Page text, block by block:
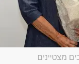
מצטיינים